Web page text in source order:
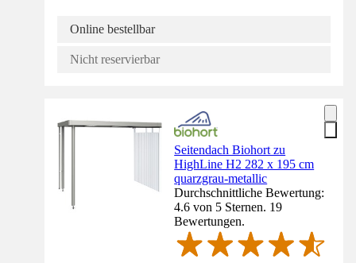
Online bestellbar
Nicht reservierbar
Seitendach Biohort zu
HighLine H2 282 x 195 cm
quarzgrau-metallic
Durchschnittliche Bewertung:
4.6 von 5 Sternen. 19
Bewertungen.